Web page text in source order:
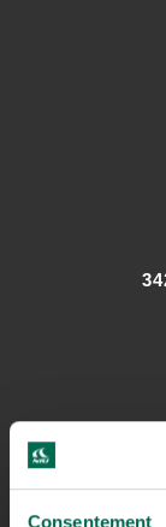
Consentement